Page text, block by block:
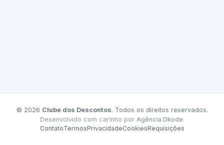
© 2026 Clube dos Descontos. Todos os direitos reservados.
Desenvolvido com carinho por Agência Dkode.
ContatoTermosPrivacidadeCookiesRequisições